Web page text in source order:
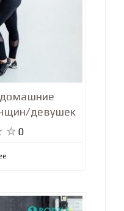
девушек
0